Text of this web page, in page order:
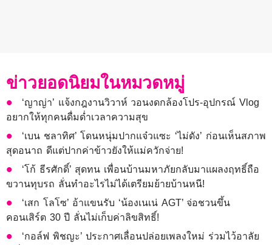
ข่าวยอดนิยมในหมวดหมู่
‘ญาญ่า’ แจ้งกฎงานวิวาห์ วอนงดกล้องโปร-อุปกรณ์ Vlog
อยากให้ทุกคนดื่มด่ำเวลาความสุข
‘เบน ชลาทิศ’ โดนหนุ่มปากแจ๋วแซะ ‘ไม่ดัง’ ก่อนเห็นสภาพ
สุดอนาถ ดีแต่ปากค่าข้าวยังให้แม่ควักจ่าย!
‘โก้ ธีรศักดิ์’ สุดทน เพื่อนบ้านมหาภัยกลับมาแผลงฤทธิ์ถือ
ขวานทุบรถ ลั่นทำอะไรไม่ได้เตรียมย้ายบ้านหนี!
‘เสก โลโซ’ อ้าแขนรับ ‘น้องเนเน่ AGT’ จ่อชวนขึ้น
คอนเสิร์ต 30 ปี ลั่นไม่เก็บค่าลิขสิทธิ์!
‘กอล์ฟ พิชญะ’ ประกาศเลื่อนปล่อยเพลงใหม่ ร่วมไว้อาลัย